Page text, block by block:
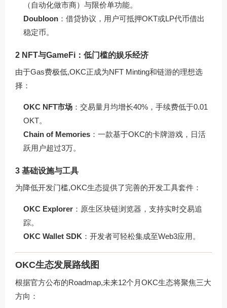
（自动化做市商）与限价单功能。
Doubloon ：借贷协议，用户可抵押OKT或LP代币借出
稳定币。
2 NFT与GameFi：低门槛的娱乐经济
由于Gas费极低,OKC正成为NFT Minting和链游的理想选
择：
OKC NFT市场 ：交易量月均增长40%，手续费低于0.01
OKT。
Chain of Memories ：一款基于OKC的卡牌游戏，日活
跃用户超过3万。
3 基础设施与工具
为降低开发门槛,OKC生态提供了完善的开发工具套件：
OKC Explorer ：原生区块链浏览器，支持实时交易追
踪。
OKC Wallet SDK ：开发者可轻松集成至Web3应用。
OKC生态发展路线图
根据官方公布的Roadmap,未来12个月OKC生态将聚焦三大
方向：